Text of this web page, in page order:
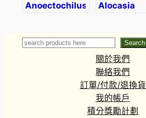
Anoectochilus
Alocasia
Search
Search
關於我們
聯絡我們
訂單/付款/退換貨
我的帳戶
積分獎勵計劃